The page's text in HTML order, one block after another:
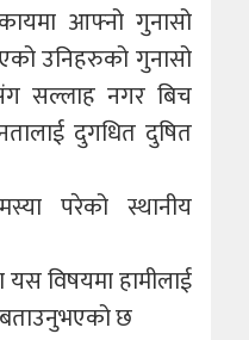
आफ्नो गुनासो
उनिहरुको गुनासो
सल्लाह नगर बिच
दुगधित दुषित
परेको स्थानीय
विषयमा हामीलाई
छ